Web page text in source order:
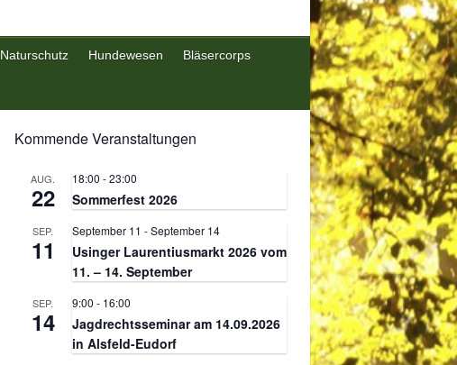
Naturschutz Hundewesen Bläsercorps
Kommende Veranstaltungen
AUG.
22
18:00 -23:00
Sommerfest 2026
SEP.
11
September 11 -September 14
Usinger Laurentiusmarkt 2026 vom
11. – 14. September
SEP.
14
9:00 - 16:00
Jagdrechtsseminar am 14.09.2026
in Alsfeld-Eudorf